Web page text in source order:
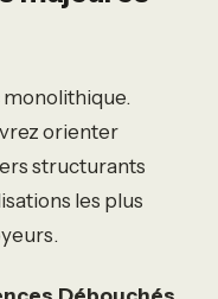
monolithique.
orienter
structurants
les plus